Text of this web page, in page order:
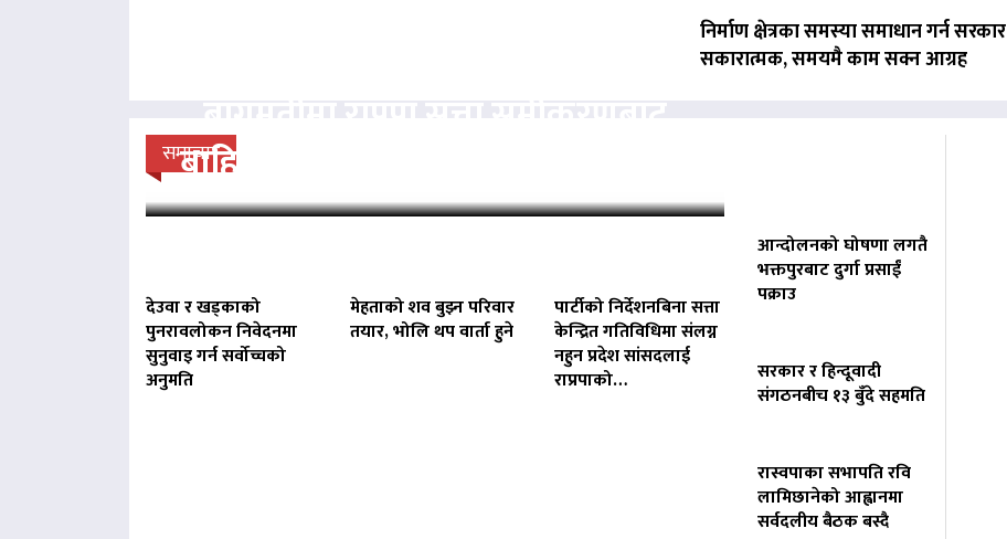
निर्माण क्षेत्रका समस्या समाधान गर्न सरकार
सकारात्मक, समयमै काम सक्न आग्रह
समाचार
बाहिर, बानियाँ सरकार जोगाउने प्रयासमा
देउवा र खड्काको
पुनरावलोकन निवेदनमा
सुनुवाइ गर्न सर्वोच्चको
अनुमति
मेहताको शव बुझ्न परिवार
तयार, भोलि थप वार्ता हुने
पार्टीको निर्देशनबिना सत्ता
केन्द्रित गतिविधिमा संलग्न
नहुन प्रदेश सांसदलाई
राप्रपाको…
आन्दोलनको घोषणा लगतै
भक्तपुरबाट दुर्गा प्रसाईं
पक्राउ
सरकार र हिन्दूवादी
संगठनबीच १३ बुँदे सहमति
रास्वपाका सभापति रवि
लामिछानेको आह्वानमा
सर्वदलीय बैठक बस्दै